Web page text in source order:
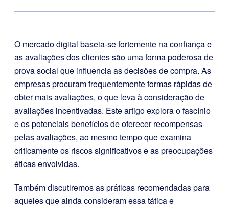
O mercado digital baseia-se fortemente na confiança e
as avaliações dos clientes são uma forma poderosa de
prova social que influencia as decisões de compra. As
empresas procuram frequentemente formas rápidas de
obter mais avaliações, o que leva à consideração de
avaliações incentivadas. Este artigo explora o fascínio
e os potenciais benefícios de oferecer recompensas
pelas avaliações, ao mesmo tempo que examina
criticamente os riscos significativos e as preocupações
éticas envolvidas.
Também discutiremos as práticas recomendadas para
aqueles que ainda consideram essa tática e